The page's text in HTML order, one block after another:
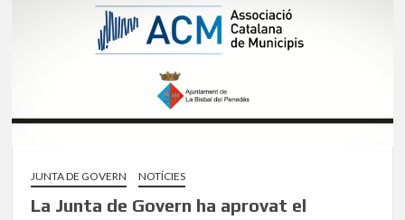
JUNTA DE GOVERN NOTÍCIES
La Junta de Govern ha aprovat el